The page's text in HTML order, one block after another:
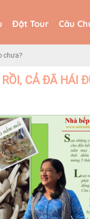
Đặt Tour Câu
Đặt Tour Câu
chưa?
CẢ ĐÃ HÁI